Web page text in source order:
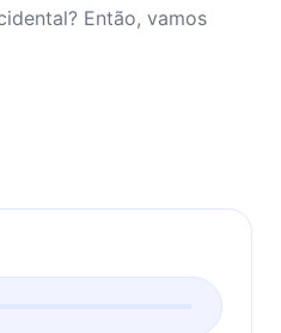
Então, vamos